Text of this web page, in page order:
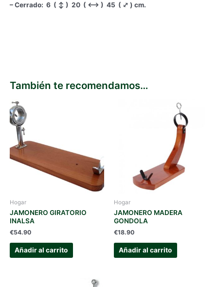
– Cerrado: 6 ( ↕ ) 20 ( ⟷ ) 45 ( ⤢ ) cm.
También te recomendamos…
Hogar
JAMONERO GIRATORIO
INALSA
€54.90
Añadir al carrito
Hogar
JAMONERO MADERA
GONDOLA
€18.90
Añadir al carrito